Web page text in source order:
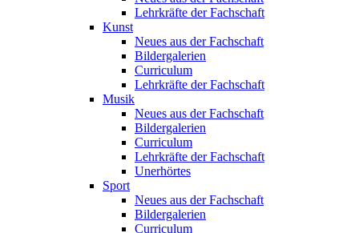
Lehrkräfte der Fachschaft
Kunst
Neues aus der Fachschaft
Bildergalerien
Curriculum
Lehrkräfte der Fachschaft
Musik
Neues aus der Fachschaft
Bildergalerien
Curriculum
Lehrkräfte der Fachschaft
Unerhörtes
Sport
Neues aus der Fachschaft
Bildergalerien
Curriculum